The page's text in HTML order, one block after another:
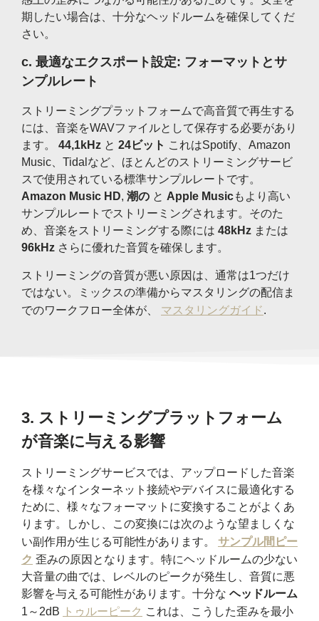
期したい場合は、十分なヘッドルームを確保してくだ
さい。
c. 最適なエクスポート設定: フォーマットとサ
ンプルレート
ストリーミングプラットフォームで高音質で再生する
には、音楽をWAVファイルとして保存する必要があり
ます。 44,1kHz と 24ビット これはSpotify、Amazon
Music、Tidalなど、ほとんどのストリーミングサービ
スで使用されている標準サンプルレートです。
Amazon Music HD, 潮の と Apple Musicもより高い
サンプルレートでストリーミングされます。そのた
め、音楽をストリーミングする際には 48kHz または
96kHz さらに優れた音質を確保します。
ストリーミングの音質が悪い原因は、通常は1つだけ
ではない。ミックスの準備からマスタリングの配信ま
でのワークフロー全体が、 マスタリングガイド.
3. ストリーミングプラットフォーム
が音楽に与える影響
ストリーミングサービスでは、アップロードした音楽
を様々なインターネット接続やデバイスに最適化する
ために、様々なフォーマットに変換することがよくあ
ります。しかし、この変換には次のような望ましくな
い副作用が生じる可能性があります。 サンプル間ピー
ク 歪みの原因となります。特にヘッドルームの少ない
大音量の曲では、レベルのピークが発生し、音質に悪
影響を与える可能性があります。十分な ヘッドルーム
1～2dB
トゥルーピーク これは、こうした歪みを最小